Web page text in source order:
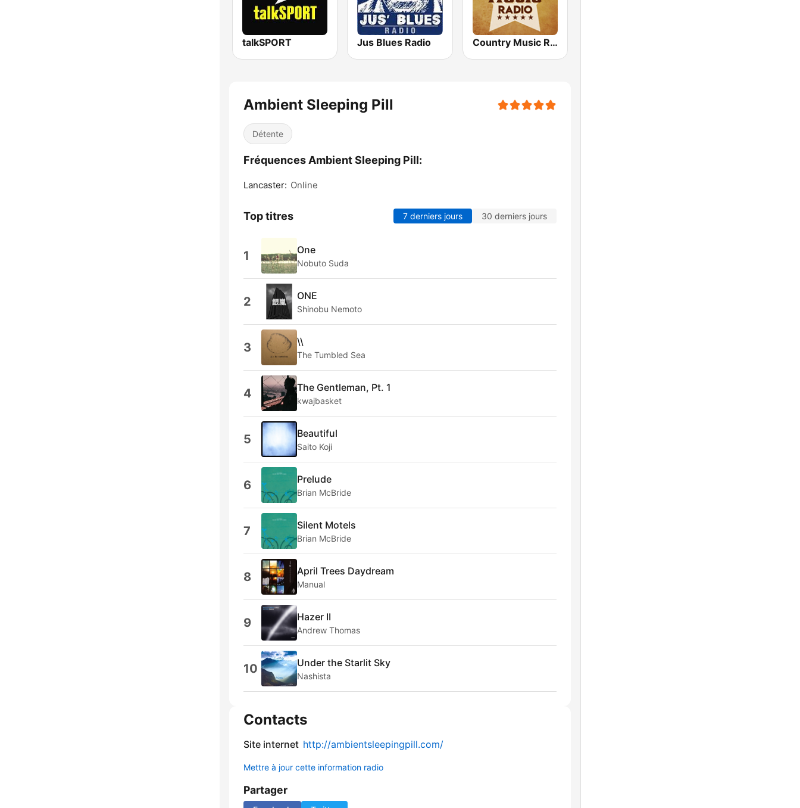
talkSPORT Jus Blues Radio Country Music Radio - 90's Country
Ambient Sleeping Pill
Détente
Fréquences Ambient Sleeping Pill:
Lancaster: Online
Top titres 7 derniers jours 30 derniers jours
1 One
Nobuto Suda
2 ONE
Shinobu Nemoto
3 \\
The Tumbled Sea
4 The Gentleman, Pt. 1
kwajbasket
5 Beautiful
Saito Koji
6 Prelude
Brian McBride
7 Silent Motels
Brian McBride
8 April Trees Daydream
Manual
9 Hazer II
Andrew Thomas
10 Under the Starlit Sky
Nashista
Contacts
Site internet http://ambientsleepingpill.com/
Mettre à jour cette information radio
Partager